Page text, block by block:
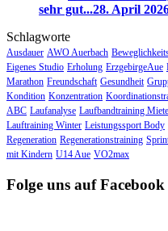
sehr gut...28. April
Schlagworte
Ausdauer AWO Auerbach
Eigenes Studio Erholung ErzgebirgeAue
Marathon Freundschaft Gesundheit
Kondition Konzentration
ABC Laufanalyse Laufbandtraining
Lauftraining Winter Leistungssport Body
Regeneration Regenerationstraining
mit Kindern U14 Aue VO2max
Folge uns auf Facebook